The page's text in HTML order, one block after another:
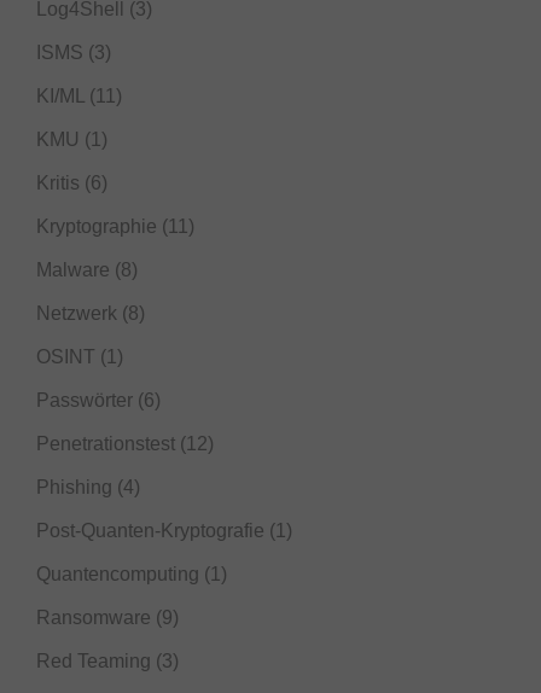
Log4Shell (3)
ISMS (3)
KI/ML (11)
KMU (1)
Kritis (6)
Kryptographie (11)
Malware (8)
Netzwerk (8)
OSINT (1)
Passwörter (6)
Penetrationstest (12)
Phishing (4)
Post-Quanten-Kryptografie (1)
Quantencomputing (1)
Ransomware (9)
Red Teaming (3)